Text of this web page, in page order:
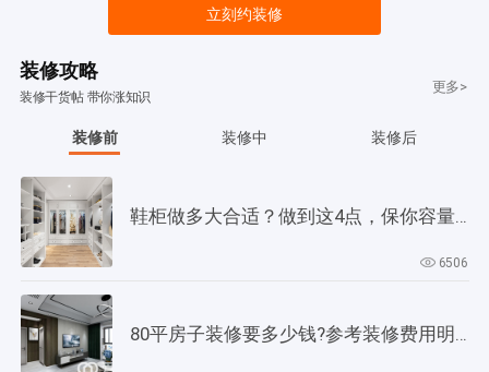
立刻约装修
装修攻略
装修干货帖 带你涨知识
更多>
装修前 装修中 装修后
鞋柜做多大合适？做到这4点，保你容量大，用起来更方便
6506
80平房子装修要多少钱?参考装修费用明细!